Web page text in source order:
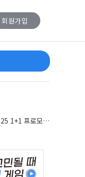
회원가입
AI CAD의 미래! 캐디안 2025 1+1 프로모션 안내